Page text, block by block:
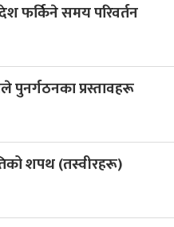
फर्किने समय परिवर्तन
पुनर्गठनका प्रस्तावहरू
शपथ (तस्वीरहरू)